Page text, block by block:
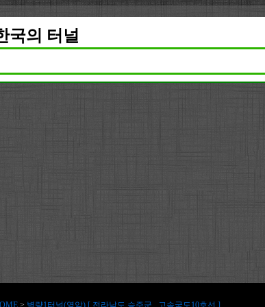
국의 터널
> 별량1터널(영암) [ 전라남도 승주군 , 고속국도10호선 ]